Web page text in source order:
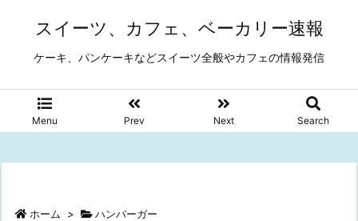
スイーツ、カフェ、ベーカリー速報
ケーキ、パンケーキなどスイーツ全般やカフェの情報発信
Menu Prev Next Search
ホーム > ハンバーガー